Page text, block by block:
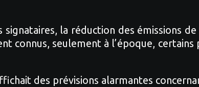
la réduction des émissions
connus, seulement à l’époque, certains
des prévisions alarmantes